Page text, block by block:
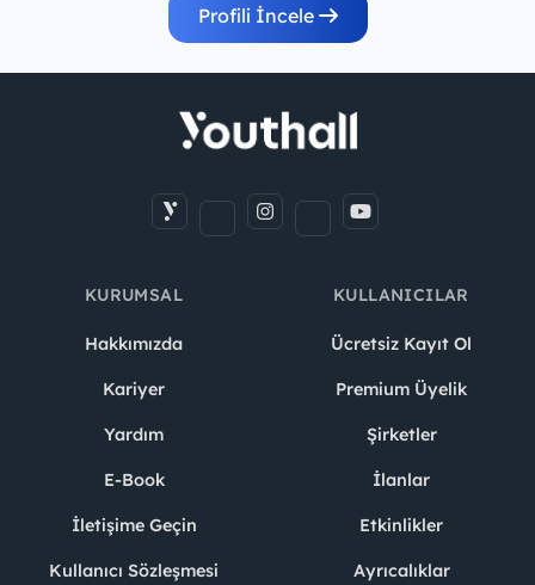
Profili İncele
KURUMSAL
Hakkımızda
Kariyer
Yardım
E-Book
İletişime Geçin
Kullanıcı Sözleşmesi
KULLANICILAR
Ücretsiz Kayıt Ol
Premium Üyelik
Şirketler
İlanlar
Etkinlikler
Ayrıcalıklar